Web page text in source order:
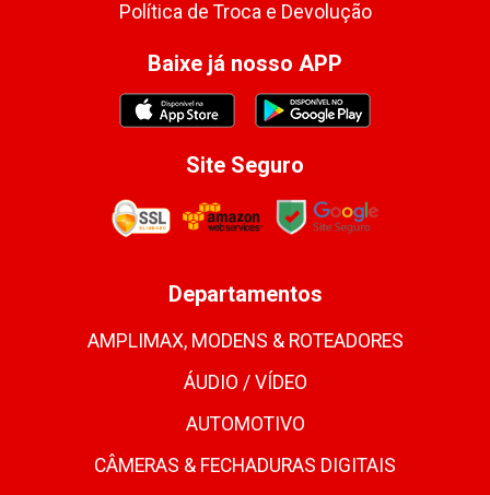
Política de Troca e Devolução
Baixe já nosso APP
Site Seguro
Departamentos
AMPLIMAX, MODENS & ROTEADORES
ÁUDIO / VÍDEO
AUTOMOTIVO
CÂMERAS & FECHADURAS DIGITAIS